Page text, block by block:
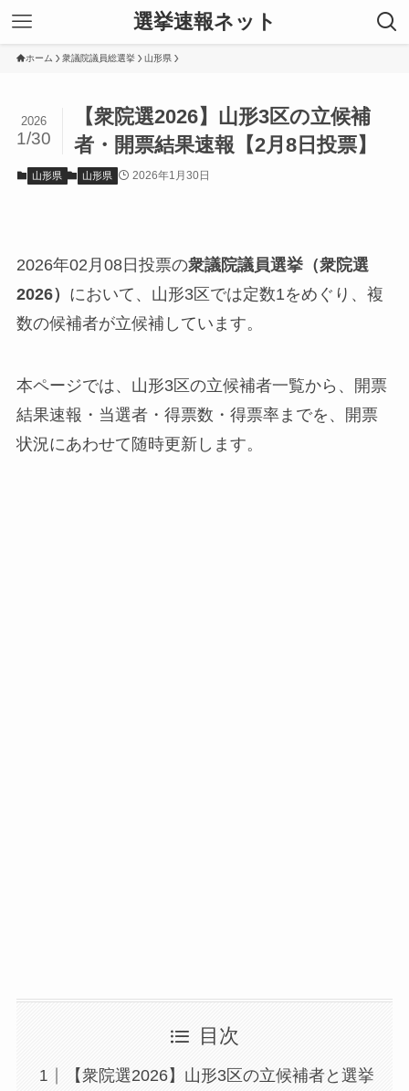
選挙速報ネット
ホーム 衆議院議員総選挙 山形県
【衆院選2026】山形3区の立候補
者・開票結果速報【2月8日投票】
2026
1/30
山形県 山形県 2026年1月30日
2026年02月08日投票の衆議院議員選挙（衆院選
2026） において、山形3区では定数1をめぐり、複
数の候補者が立候補しています。
本ページでは、山形3区の立候補者一覧から、開票
結果速報・当選者・得票数・得票率までを、開票
状況にあわせて随時更新します。
目次
【衆院選2026】山形3区の立候補者と選挙